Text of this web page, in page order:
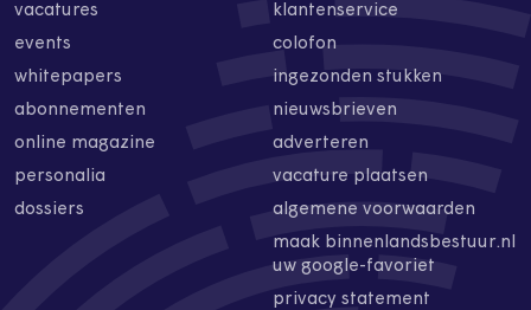
vacatures
events
whitepapers
abonnementen
online magazine
personalia
dossiers
klantenservice
colofon
ingezonden stukken
nieuwsbrieven
adverteren
vacature plaatsen
algemene voorwaarden
maak binnenlandsbestuur.nl
uw google-favoriet
privacy statement